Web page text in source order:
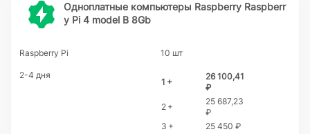
Одноплатные компьютеры Raspberry Raspberr
y Pi 4 model B 8Gb
Raspberry Pi 10 шт
2-4 дня
1 +
26 100,41
₽
2 +
25 687,23
₽
3 +
25 450 ₽